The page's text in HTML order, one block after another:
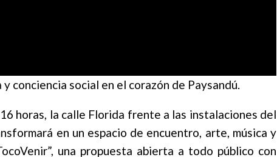
conciencia social en el corazón de Paysandú.
horas, la calle Florida frente a las instalaciones del
en un espacio de encuentro, arte, música y
una propuesta abierta a todo público con